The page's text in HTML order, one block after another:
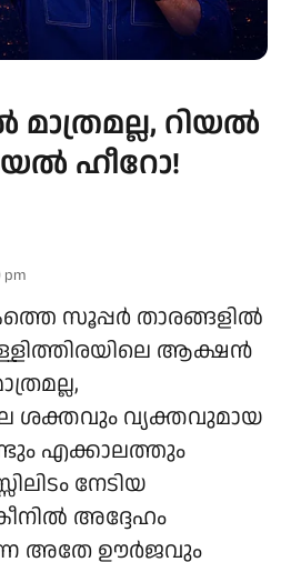
റിയൽ
ഹീറോ!
pm
സൂപ്പർ താരങ്ങളിൽ
ആക്ഷൻ
ശക്തവും വ്യക്തവുമായ
എക്കാലത്തും
നേടിയ
അദ്ദേഹം
അതേ ഊർജവും